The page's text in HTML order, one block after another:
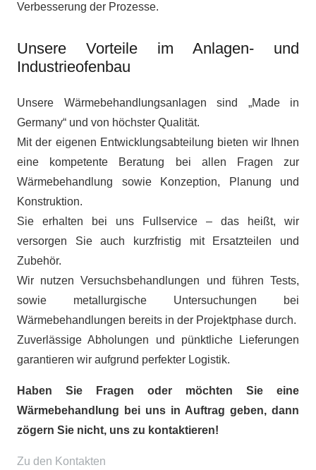
Verbesserung der Prozesse.
Unsere Vorteile im Anlagen- und
Industrieofenbau
Unsere Wärmebehandlungsanlagen sind „Made in
Germany“ und von höchster Qualität.
Mit der eigenen Entwicklungsabteilung bieten wir Ihnen
eine kompetente Beratung bei allen Fragen zur
Wärmebehandlung sowie Konzeption, Planung und
Konstruktion.
Sie erhalten bei uns Fullservice – das heißt, wir
versorgen Sie auch kurzfristig mit Ersatzteilen und
Zubehör.
Wir nutzen Versuchsbehandlungen und führen Tests,
sowie metallurgische Untersuchungen bei
Wärmebehandlungen bereits in der Projektphase durch.
Zuverlässige Abholungen und pünktliche Lieferungen
garantieren wir aufgrund perfekter Logistik.
Haben Sie Fragen oder möchten Sie eine
Wärmebehandlung bei uns in Auftrag geben, dann
zögern Sie nicht, uns zu kontaktieren!
Zu den Kontakten